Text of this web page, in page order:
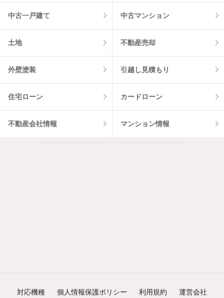
中古一戸建て 中古マンション
土地 不動産売却
外壁塗装 引越し見積もり
住宅ローン カードローン
不動産会社情報 マンション情報
対応機種 個人情報保護ポリシー 利用規約 運営会社